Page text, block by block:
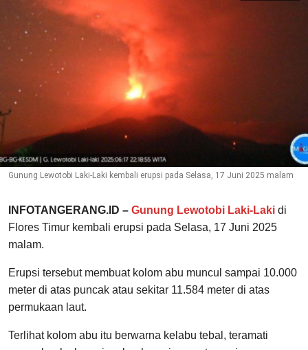
Gunung Lewotobi Laki-Laki kembali erupsi pada Selasa, 17 Juni 2025 malam
INFOTANGERANG.ID – Gunung Lewotobi Laki-Laki di
Flores Timur kembali erupsi pada Selasa, 17 Juni 2025
malam.
Erupsi tersebut membuat kolom abu muncul sampai 10.000
meter di atas puncak atau sekitar 11.584 meter di atas
permukaan laut.
Terlihat kolom abu itu berwarna kelabu tebal, teramati